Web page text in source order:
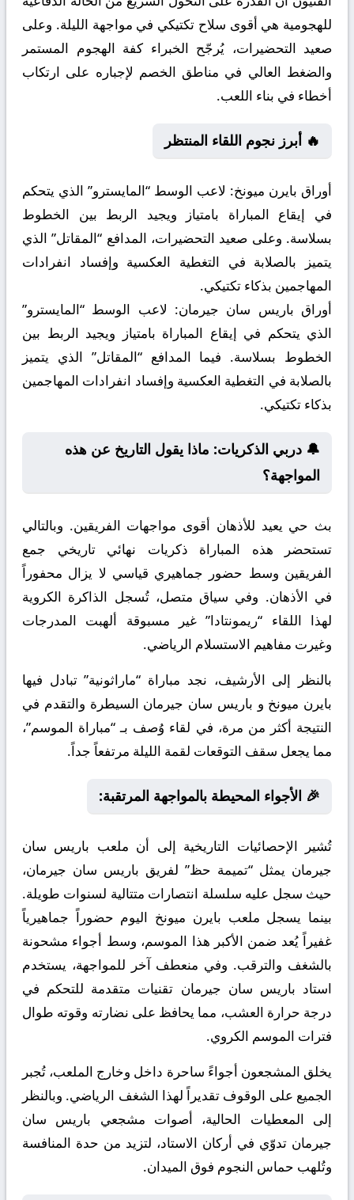
للهجومية هي أقوى سلاح تكتيكي في مواجهة الليلة. وعلى
صعيد التحضيرات، يُرجّح الخبراء كفة الهجوم المستمر
والضغط العالي في مناطق الخصم لإجباره على ارتكاب
أخطاء في بناء اللعب.
🔥 أبرز نجوم اللقاء المنتظر
أوراق بايرن ميونخ: لاعب الوسط “المايسترو” الذي يتحكم
في إيقاع المباراة بامتياز ويجيد الربط بين الخطوط
بسلاسة. وعلى صعيد التحضيرات، المدافع “المقاتل” الذي
يتميز بالصلابة في التغطية العكسية وإفساد انفرادات
المهاجمين بذكاء تكتيكي.
أوراق باريس سان جيرمان: لاعب الوسط “المايسترو”
الذي يتحكم في إيقاع المباراة بامتياز ويجيد الربط بين
الخطوط بسلاسة. فيما المدافع “المقاتل” الذي يتميز
بالصلابة في التغطية العكسية وإفساد انفرادات المهاجمين
بذكاء تكتيكي.
🔔 دربي الذكريات: ماذا يقول التاريخ عن هذه
المواجهة؟
بث حي يعيد للأذهان أقوى مواجهات الفريقين. وبالتالي
تستحضر هذه المباراة ذكريات نهائي تاريخي جمع
الفريقين وسط حضور جماهيري قياسي لا يزال محفوراً
في الأذهان. وفي سياق متصل، تُسجل الذاكرة الكروية
لهذا اللقاء “ريمونتادا” غير مسبوقة ألهبت المدرجات
وغيرت مفاهيم الاستسلام الرياضي.
بالنظر إلى الأرشيف، نجد مباراة “ماراثونية” تبادل فيها
بايرن ميونخ و باريس سان جيرمان السيطرة والتقدم في
النتيجة أكثر من مرة، في لقاء وُصف بـ “مباراة الموسم”،
مما يجعل سقف التوقعات لقمة الليلة مرتفعاً جداً.
🎉 الأجواء المحيطة بالمواجهة المرتقبة:
تُشير الإحصائيات التاريخية إلى أن ملعب باريس سان
جيرمان يمثل “تميمة حظ” لفريق باريس سان جيرمان،
حيث سجل عليه سلسلة انتصارات متتالية لسنوات طويلة.
بينما يسجل ملعب بايرن ميونخ اليوم حضوراً جماهيرياً
غفيراً يُعد ضمن الأكبر هذا الموسم، وسط أجواء مشحونة
بالشغف والترقب. وفي منعطف آخر للمواجهة، يستخدم
استاد باريس سان جيرمان تقنيات متقدمة للتحكم في
درجة حرارة العشب، مما يحافظ على نضارته وقوته طوال
فترات الموسم الكروي.
يخلق المشجعون أجواءً ساحرة داخل وخارج الملعب، تُجبر
الجميع على الوقوف تقديراً لهذا الشغف الرياضي. وبالنظر
إلى المعطيات الحالية، أصوات مشجعي باريس سان
جيرمان تدوّي في أركان الاستاد، لتزيد من حدة المنافسة
وتُلهب حماس النجوم فوق الميدان.